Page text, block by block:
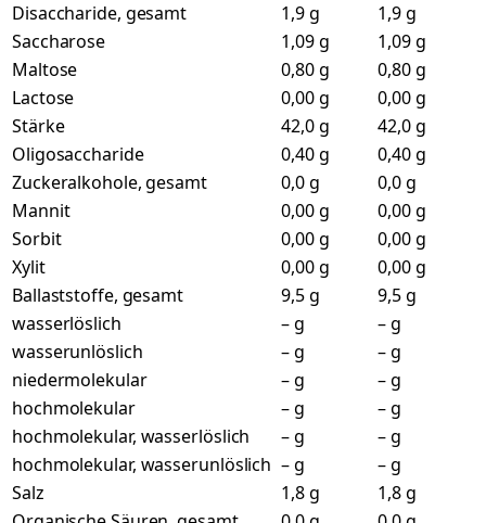
Disaccharide, gesamt
1,9 g
1,9 g
Saccharose
1,09 g
1,09 g
Maltose
0,80 g
0,80 g
Lactose
0,00 g
0,00 g
Stärke
42,0 g
42,0 g
Oligosaccharide
0,40 g
0,40 g
Zuckeralkohole, gesamt
0,0 g
0,0 g
Mannit
0,00 g
0,00 g
Sorbit
0,00 g
0,00 g
Xylit
0,00 g
0,00 g
Ballaststoffe, gesamt
9,5 g
9,5 g
wasserlöslich
– g
– g
wasserunlöslich
– g
– g
niedermolekular
– g
– g
hochmolekular
– g
– g
hochmolekular, wasserlöslich
– g
– g
hochmolekular, wasserunlöslich – g
– g
Salz
1,8 g
1,8 g